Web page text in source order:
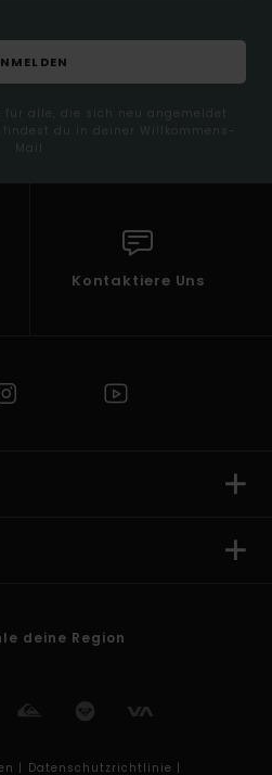
alle, die sich neu angemeldet
du in deiner Willkommens-
Mail
Kontaktiere Uns
deine Region
| Datenschutzrichtlinie |